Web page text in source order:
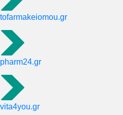
tofarmakeiomou.gr
pharm24.gr
vita4you.gr